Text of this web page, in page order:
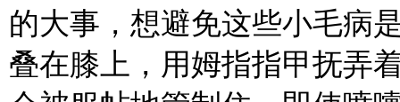
的大事，想避免这些小毛病
叠在膝上，用姆指指甲抚弄